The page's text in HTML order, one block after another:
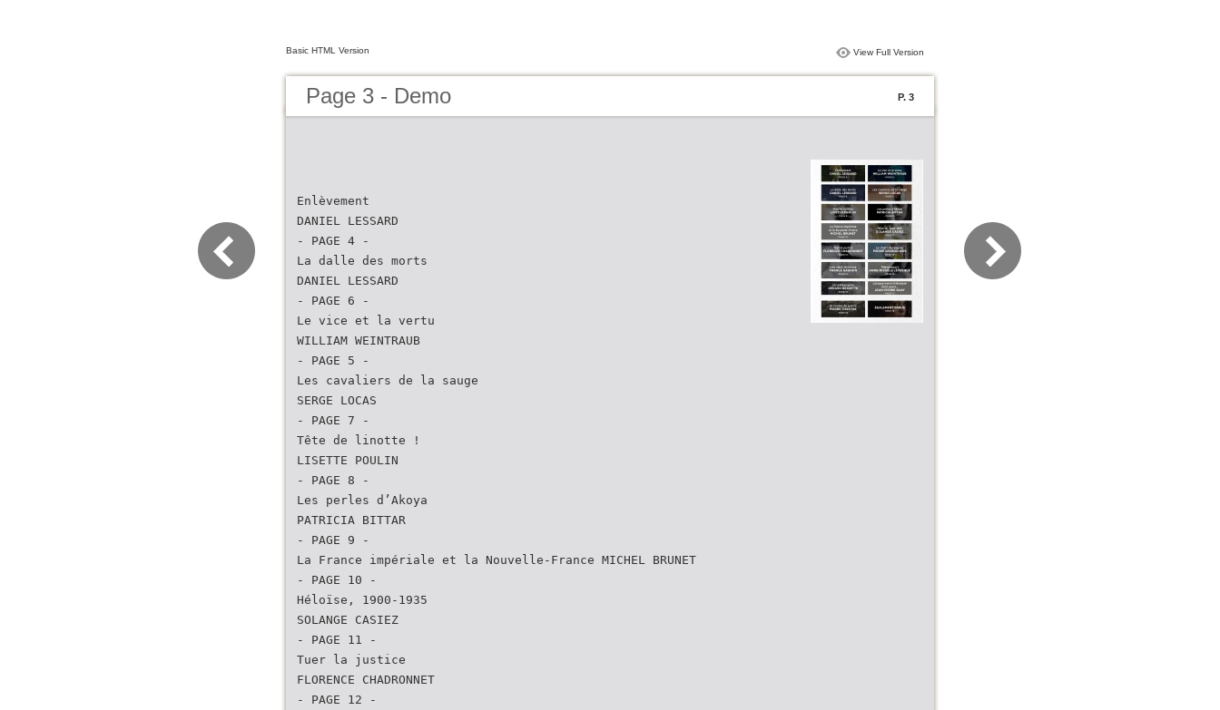
Basic HTML Version View Full Version
Page 3 - Demo P. 3
Enlèvement
DANIEL LESSARD
- PAGE 4 -
La dalle des morts
DANIEL LESSARD
- PAGE 6 -
Le vice et la vertu
WILLIAM WEINTRAUB
- PAGE 5 -
Les cavaliers de la sauge
SERGE LOCAS
- PAGE 7 -
Tête de linotte !
LISETTE POULIN
- PAGE 8 -
Les perles d’Akoya
PATRICIA BITTAR
- PAGE 9 -
La France impériale et la Nouvelle-France MICHEL BRUNET
- PAGE 10 -
Héloïse, 1900-1935
SOLANGE CASIEZ
- PAGE 11 -
Tuer la justice
FLORENCE CHADRONNET
- PAGE 12 -